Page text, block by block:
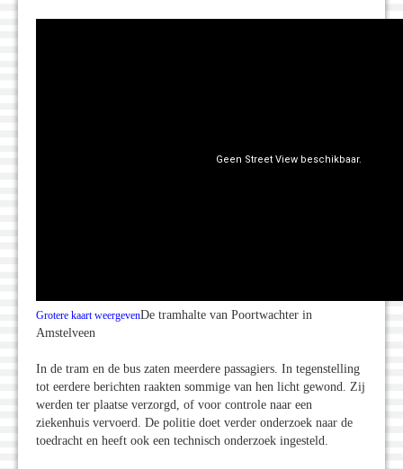
Grotere kaart weergevenDe tramhalte van Poortwachter in
Amstelveen
In de tram en de bus zaten meerdere passagiers. In tegenstelling
tot eerdere berichten raakten sommige van hen licht gewond. Zij
werden ter plaatse verzorgd, of voor controle naar een
ziekenhuis vervoerd. De politie doet verder onderzoek naar de
toedracht en heeft ook een technisch onderzoek ingesteld.